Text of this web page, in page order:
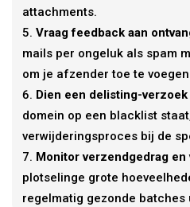
attachments.
Vraag feedback aan
mails per ongeluk als spam
om je afzender toe te
Dien een delisting-verzoek
domein op een blacklist
verwijderingsproces bij de
Monitor verzendgedrag en
plotselinge grote
regelmatig gezonde batches